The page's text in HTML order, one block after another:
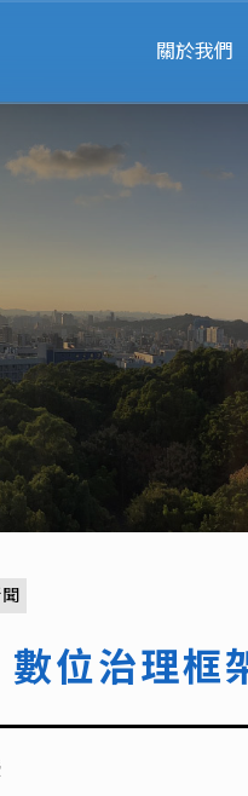
關於我們
數位治理